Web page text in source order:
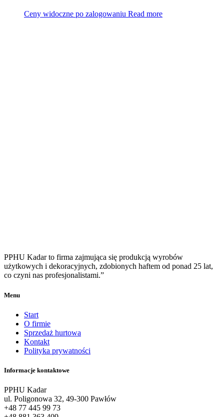
Ceny widoczne po zalogowaniu Read more
PPHU Kadar to firma zajmująca się produkcją wyrobów
użytkowych i dekoracyjnych, zdobionych haftem od ponad 25 lat,
co czyni nas profesjonalistami.”
Menu
Start
O firmie
Sprzedaż hurtowa
Kontakt
Polityka prywatności
Informacje kontaktowe
PPHU Kadar
ul. Poligonowa 32, 49-300 Pawłów
+48 77 445 99 73